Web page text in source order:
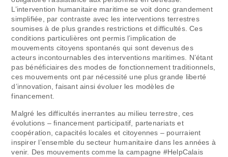
L’intervention humanitaire maritime se voit donc grandement
simplifiée, par contraste avec les interventions terrestres
soumises à de plus grandes restrictions et difficultés. Ces
conditions particulières ont permis l’implication de
mouvements citoyens spontanés qui sont devenus des
acteurs incontournables des interventions maritimes. N’étant
pas bénéficiaires des modes de fonctionnement traditionnels,
ces mouvements ont par nécessité une plus grande liberté
d’innovation, faisant ainsi évoluer les modèles de
financement.
Malgré les difficultés inerrantes au milieu terrestre, ces
évolutions – financement participatif, partenariats et
coopération, capacités locales et citoyennes – pourraient
inspirer l’ensemble du secteur humanitaire dans les années à
venir. Des mouvements comme la campagne #HelpCalais